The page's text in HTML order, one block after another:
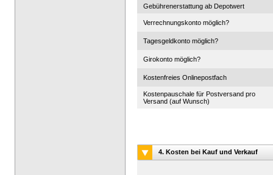
Gebührenerstattung ab Depotwert
Verrechnungskonto möglich?
Tagesgeldkonto möglich?
Girokonto möglich?
Kostenfreies Onlinepostfach
Kostenpauschale für Postversand pro
Versand (auf Wunsch)
4. Kosten bei Kauf und Verkauf